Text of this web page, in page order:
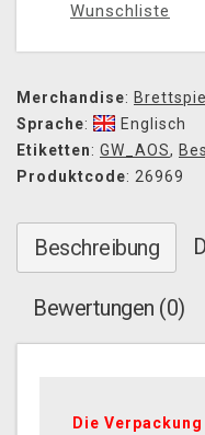
Wunschliste
Merchandise: Brettspiel
Sprache:
Englisch
Etiketten: GW_AOS,
Produktcode: 26969
Beschreibung
Bewertungen (0)
Die